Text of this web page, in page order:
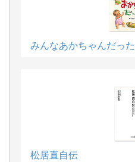
みんなあかちゃんだった
松居直自伝